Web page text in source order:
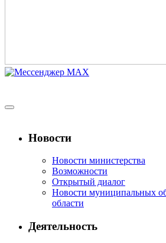
Новости
Новости министерства
Возможности
Открытый диалог
Новости муниципальных
области
Деятельность